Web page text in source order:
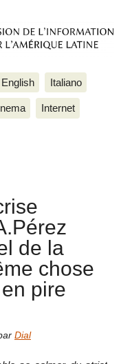
English Italiano
Internet
de la
chose
pire
Dial